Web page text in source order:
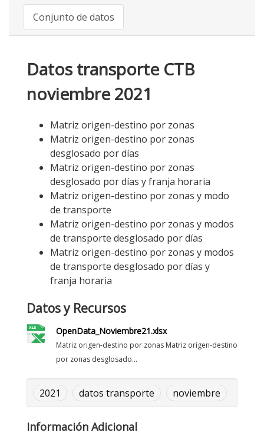
Conjunto de datos
Datos transporte CTB
noviembre 2021
Matriz origen-destino por zonas
Matriz origen-destino por zonas
desglosado por días
Matriz origen-destino por zonas
desglosado por días y franja horaria
Matriz origen-destino por zonas y modo
de transporte
Matriz origen-destino por zonas y modos
de transporte desglosado por días
Matriz origen-destino por zonas y modos
de transporte desglosado por días y
franja horaria
Datos y Recursos
OpenData_Noviembre21.xlsx
Matriz origen-destino por zonas Matriz origen-destino
por zonas desglosado...
2021 datos transporte noviembre
Información Adicional